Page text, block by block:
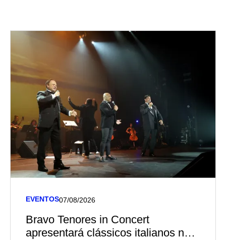
EVENTOS07/08/2026
Bravo Tenores in Concert
apresentará clássicos italianos no